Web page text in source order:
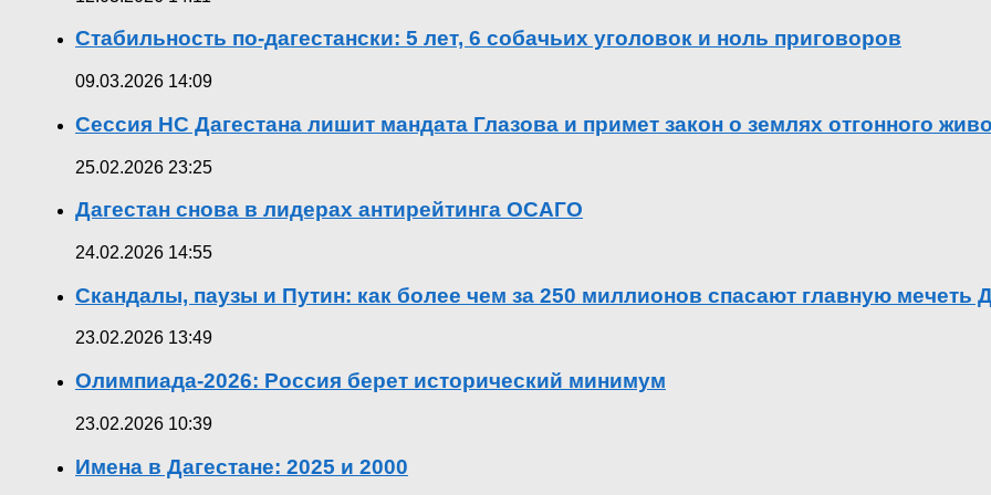
Стабильность по-дагестански: 5 лет, 6 собачьих уголовок и ноль приговоров
09.03.2026 14:09
Сессия НС Дагестана лишит мандата Глазова и примет закон о землях отгонного
25.02.2026 23:25
Дагестан снова в лидерах антирейтинга ОСАГО
24.02.2026 14:55
Скандалы, паузы и Путин: как более чем за 250 миллионов спасают главную мечеть
23.02.2026 13:49
Олимпиада-2026: Россия берет исторический минимум
23.02.2026 10:39
Имена в Дагестане: 2025 и 2000